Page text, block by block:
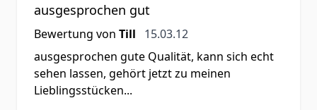
ausgesprochen gut
Bewertung von Till 15. März 2012
15.03.12
ausgesprochen gute Qualität, kann sich echt
sehen lassen, gehört jetzt zu meinen
Lieblingsstücken...